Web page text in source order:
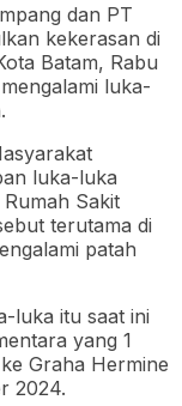
dan PT
kekerasan di
Batam, Rabu
luka-
luka-luka
Sakit
terutama di
patah
luka itu saat ini
yang 1
Graha Hermine
2024.